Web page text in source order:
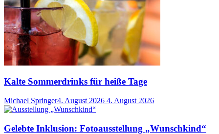
Kalte Sommerdrinks für heiße Tage
Michael Springer4. August 2026 4. August 2026
Gelebte Inklusion: Fotoausstellung „Wunschkind“